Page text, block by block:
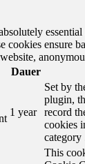
cookies ensure
Dauer
1 year
Set by
plugin,
record
cookies
category
This